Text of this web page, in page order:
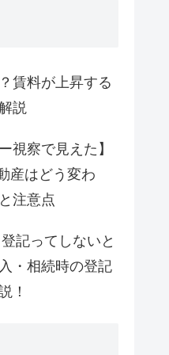
賃料が上昇する
説
視察で見えた】
産はどう変わ
注意点
記ってしないと
・相続時の登記
！